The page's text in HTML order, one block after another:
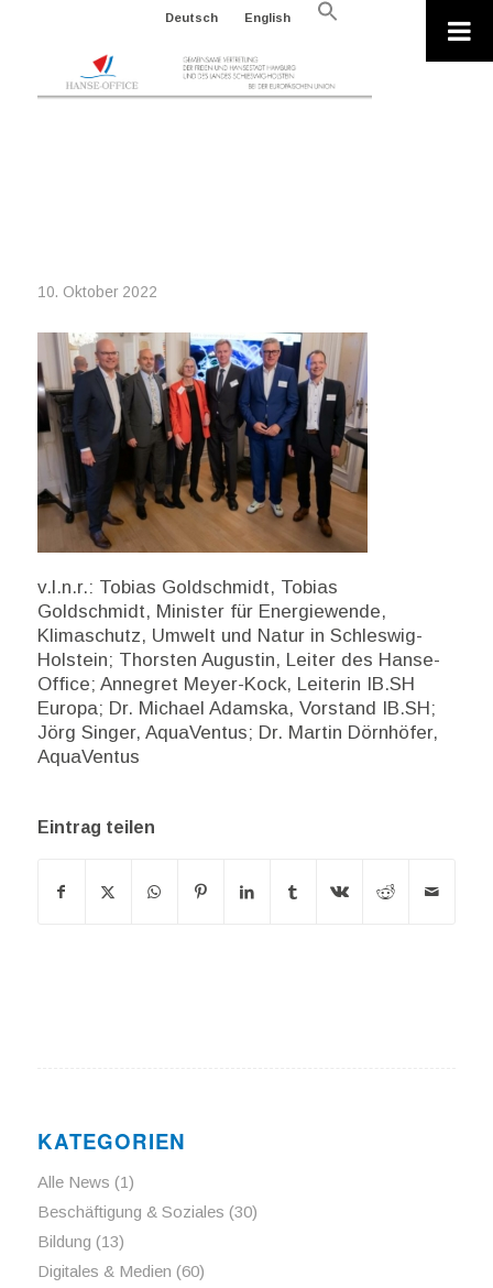
Deutsch English
Search
10. Oktober 2022
v.l.n.r.: Tobias Goldschmidt, Tobias
Goldschmidt, Minister für Energiewende,
Klimaschutz, Umwelt und Natur in Schleswig-
Holstein; Thorsten Augustin, Leiter des Hanse-
Office; Annegret Meyer-Kock, Leiterin IB.SH
Europa; Dr. Michael Adamska, Vorstand IB.SH;
Jörg Singer, AquaVentus; Dr. Martin Dörnhöfer,
AquaVentus
Eintrag teilen
KATEGORIEN
Alle News (1)
Beschäftigung & Soziales (30)
Bildung (13)
Digitales & Medien (60)